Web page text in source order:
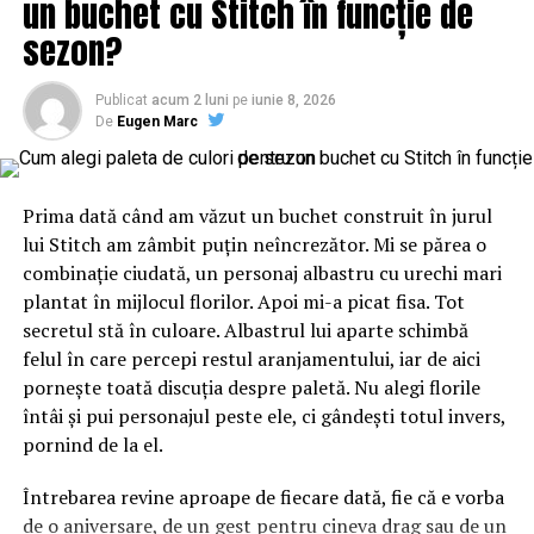
NU RATATI
Persoanele peste 60 de ani ar trebui să evite vaccinarea
cu AstraZeneca – Capital | BuzauAZI
un buchet cu Stitch în funcție de
sezon?
Publicat acum 2 luni pe iunie 8, 2026
De Eugen Marc
Prima dată când am văzut un buchet construit în jurul
lui Stitch am zâmbit puțin neîncrezător. Mi se părea o
combinație ciudată, un personaj albastru cu urechi mari
plantat în mijlocul florilor. Apoi mi-a picat fisa. Tot
secretul stă în culoare. Albastrul lui aparte schimbă
felul în care percepi restul aranjamentului, iar de aici
pornește toată discuția despre paletă. Nu alegi florile
întâi și pui personajul peste ele, ci gândești totul invers,
pornind de la el.
Întrebarea revine aproape de fiecare dată, fie că e vorba
de o aniversare, de un gest pentru cineva drag sau de un